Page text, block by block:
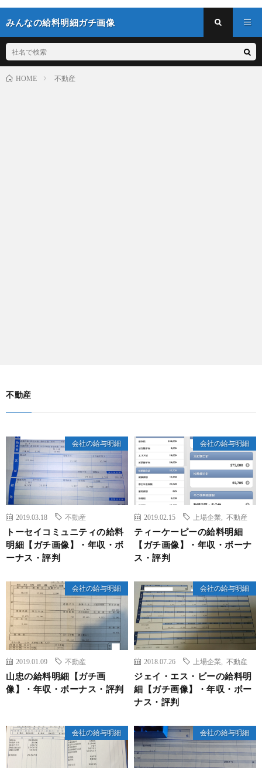
みんなの給料明細ガチ画像
HOME 不動産
不動産
会社の給与明細
2019.03.18 不動産
トーセイコミュニティの給料
明細【ガチ画像】・年収・ボ
ーナス・評判
会社の給与明細
2019.02.15 上場企業 不動産
ティーケーピーの給料明細
【ガチ画像】・年収・ボーナ
ス・評判
会社の給与明細
2019.01.09 不動産
山忠の給料明細【ガチ画
像】・年収・ボーナス・評判
会社の給与明細
2018.07.26 上場企業 不動産
ジェイ・エス・ビーの給料明
細【ガチ画像】・年収・ボー
ナス・評判
会社の給与明細 会社の給与明細